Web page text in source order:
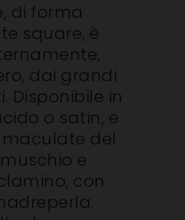
di forma
square, è
dai grandi
Disponibile in
o satin, e
maculate del
e
con